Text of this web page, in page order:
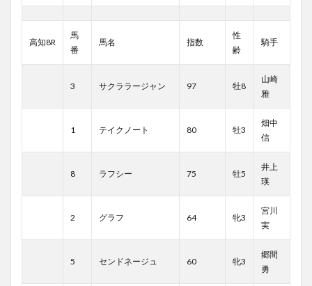
高知8R
馬
番
馬名 指数
性
齢
騎手
3 サクララージャン 97 牡8
山崎
雅
1 テイクノート 80 牡3
畑中
信
8 ラフシー 75 牡5
井上
瑛
2 グラフ 64 牝3
宮川
実
5 センドネージュ 60 牝3
郷間
勇